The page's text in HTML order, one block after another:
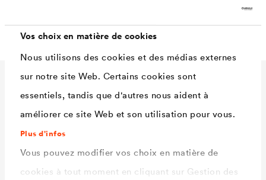
Vos choix en matière de cookies
Nous utilisons des cookies et des médias externes
sur notre site Web. Certains cookies sont
essentiels, tandis que d'autres nous aident à
améliorer ce site Web et son utilisation pour vous.
Plus d'infos
Vous pouvez modifier vos choix en matière de
cookies à tout moment en cliquant sur Gestion des
Caractéristiques
techniques
Rendement
130 - 150 ml/m²